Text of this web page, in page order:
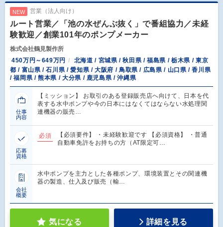
NEW 営業（法人向け）
ルート営業／「池の水ぜんぶ抜く」で番組協力／未経
験歓迎／創業101年のポンプメーカー
株式会社鶴見製作所
450万円～649万円
北海道 / 宮城県 / 秋田県 / 福島県 / 栃木県 / 東京
都 / 富山県 / 石川県 / 愛知県 / 大阪府 / 鳥取県 / 広島県 / 山口県 / 香川県
/ 福岡県 / 熊本県 / 大分県 / 鹿児島県 / 沖縄県
仕事
内容
【ミッション】 お取引のある登録販売店へ向けて、日本を代
表する水中ポンプや今の日本にはなくてはならない水処理関
連機器の販売…
応募
資格
必須
【必須要件】 ・未経験歓迎です 【必須資格】 ・普通
自動車免許をお持ちの方（AT限定可…
会社
概要
水中ポンプを主力とした各種ポンプ、環境装置とその関連機
器の製造、仕入及び販売（輸…
気になる 詳細を見る